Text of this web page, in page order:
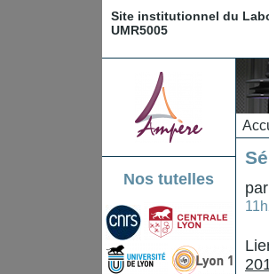
Site institutionnel du
UMR5005
Nos tutelles
par